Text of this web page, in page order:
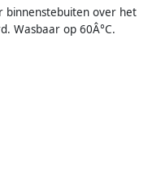
binnenstebuiten over het
Wasbaar op 60Â°C.